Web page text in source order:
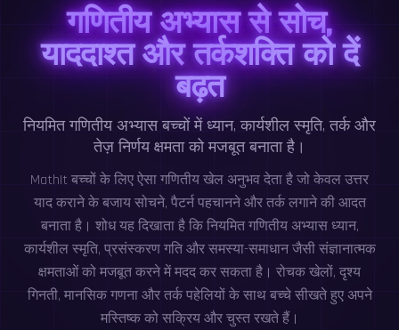
गणितीय अभ्यास से सोच,
याददाश्त और तर्कशक्ति को दें
बढ़त
नियमित गणितीय अभ्यास बच्चों में ध्यान, कार्यशील स्मृति, तर्क और
तेज़ निर्णय क्षमता को मजबूत बनाता है।
MathIt बच्चों के लिए ऐसा गणितीय खेल अनुभव देता है जो केवल उत्तर
याद कराने के बजाय सोचने, पैटर्न पहचानने और तर्क लगाने की आदत
बनाता है। शोध यह दिखाता है कि नियमित गणितीय अभ्यास ध्यान,
कार्यशील स्मृति, प्रसंस्करण गति और समस्या-समाधान जैसी संज्ञानात्मक
क्षमताओं को मजबूत करने में मदद कर सकता है। रोचक खेलों, दृश्य
गिनती, मानसिक गणना और तर्क पहेलियों के साथ बच्चे सीखते हुए अपने
मस्तिष्क को सक्रिय और चुस्त रखते हैं।